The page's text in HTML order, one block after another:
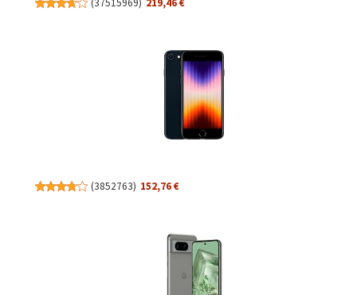
(37515969) 219,46 €
(3852763) 152,76 €